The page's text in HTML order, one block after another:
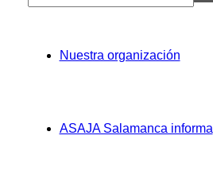
Nuestra organización
ASAJA Salamanca informa